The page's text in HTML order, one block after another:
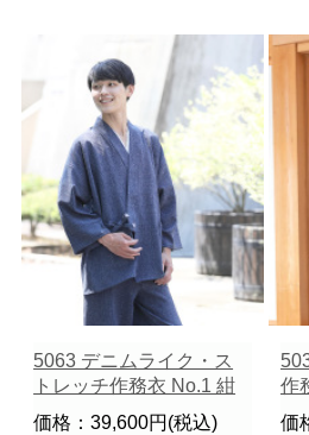
5063 デニムライク・ス
トレッチ作務衣 No.1 紺
価格：39,600円(税込)
作
価